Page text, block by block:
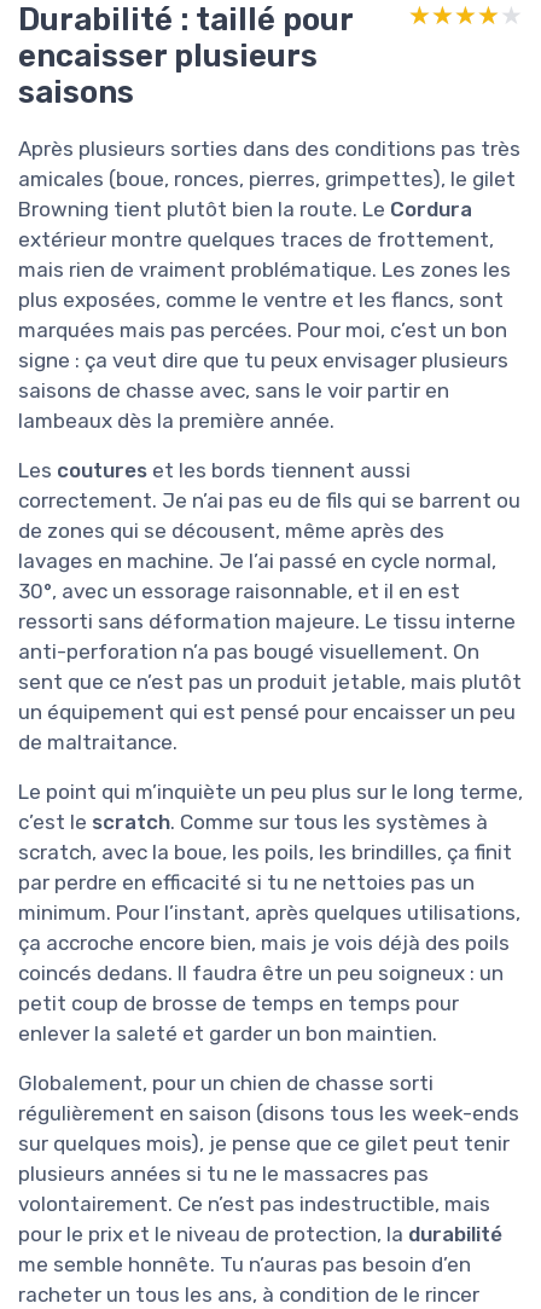
Durabilité : taillé pour
encaisser plusieurs
saisons
★★★★★
★★★★★
Après plusieurs sorties dans des conditions pas très
amicales (boue, ronces, pierres, grimpettes), le gilet
Browning tient plutôt bien la route. Le Cordura
extérieur montre quelques traces de frottement,
mais rien de vraiment problématique. Les zones les
plus exposées, comme le ventre et les flancs, sont
marquées mais pas percées. Pour moi, c’est un bon
signe : ça veut dire que tu peux envisager plusieurs
saisons de chasse avec, sans le voir partir en
lambeaux dès la première année.
Les coutures et les bords tiennent aussi
correctement. Je n’ai pas eu de fils qui se barrent ou
de zones qui se décousent, même après des
lavages en machine. Je l’ai passé en cycle normal,
30°, avec un essorage raisonnable, et il en est
ressorti sans déformation majeure. Le tissu interne
anti-perforation n’a pas bougé visuellement. On
sent que ce n’est pas un produit jetable, mais plutôt
un équipement qui est pensé pour encaisser un peu
de maltraitance.
Le point qui m’inquiète un peu plus sur le long terme,
c’est le scratch. Comme sur tous les systèmes à
scratch, avec la boue, les poils, les brindilles, ça finit
par perdre en efficacité si tu ne nettoies pas un
minimum. Pour l’instant, après quelques utilisations,
ça accroche encore bien, mais je vois déjà des poils
coincés dedans. Il faudra être un peu soigneux : un
petit coup de brosse de temps en temps pour
enlever la saleté et garder un bon maintien.
Globalement, pour un chien de chasse sorti
régulièrement en saison (disons tous les week-ends
sur quelques mois), je pense que ce gilet peut tenir
plusieurs années si tu ne le massacres pas
volontairement. Ce n’est pas indestructible, mais
pour le prix et le niveau de protection, la durabilité
me semble honnête. Tu n’auras pas besoin d’en
racheter un tous les ans, à condition de le rincer